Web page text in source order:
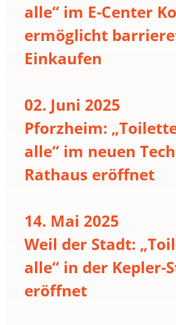
alle“ im E-Center
ermöglicht
Einkaufen
02. Juni 2025
Pforzheim:
alle“ im neuen
Rathaus eröffnet
14. Mai 2025
Weil der Stadt:
alle“ in der Kepler-
eröffnet